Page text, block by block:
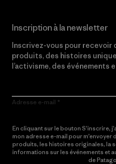
Inscription à la newsletter
Inscrivez-vous pour recevoir
produits, des histoires
l’activisme, des événements
Adresse e-mail
En cliquant sur le bouton S’inscrire,
mon adresse e-mail pour m’envoyer
produits, les histoires originales, la
informations sur les événements et
de